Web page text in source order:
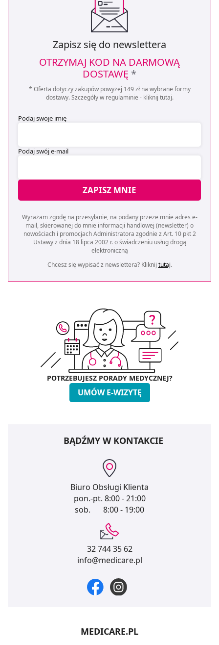
Zapisz się do newslettera
OTRZYMAJ KOD NA DARMOWĄ
DOSTAWĘ *
* Oferta dotyczy zakupów powyżej 149 zł na wybrane formy
dostawy. Szczegóły w regulaminie - kliknij tutaj.
Podaj swoje imię
Podaj swój e-mail
ZAPISZ MNIE
Wyrażam zgodę na przesyłanie, na podany przeze mnie adres e-
mail, skierowanej do mnie informacji handlowej (newsletter) o
nowościach i promocjach Administratora zgodnie z Art. 10 pkt 2
Ustawy z dnia 18 lipca 2002 r. o świadczeniu usług drogą
elektroniczną
Chcesz się wypisać z newslettera? Kliknij tutaj.
POTRZEBUJESZ PORADY MEDYCZNEJ?
UMÓW E-WIZYTĘ
BĄDŹMY W KONTAKCIE
Biuro Obsługi Klienta
pon.-pt. 8:00 - 21:00
sob.
8:00 - 19:00
32 744 35 62
info@medicare.pl
MEDICARE.PL